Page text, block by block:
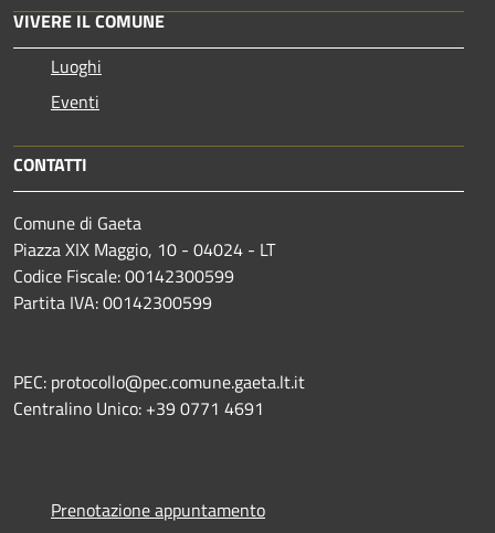
VIVERE IL COMUNE
Luoghi
Eventi
CONTATTI
Comune di Gaeta
Piazza XIX Maggio, 10 - 04024 - LT
Codice Fiscale: 00142300599
Partita IVA: 00142300599
PEC: protocollo@pec.comune.gaeta.lt.it
Centralino Unico: +39 0771 4691
Prenotazione appuntamento